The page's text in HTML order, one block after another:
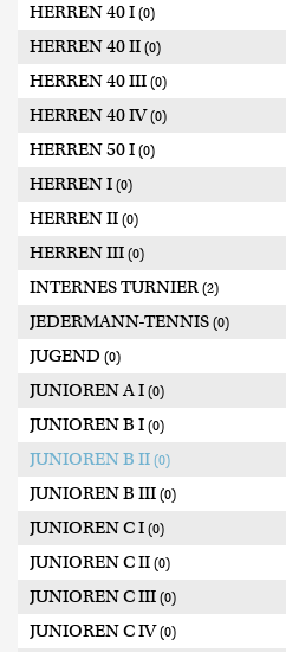
HERREN 40 I (0)
HERREN 40 II (0)
HERREN 40 III (0)
HERREN 40 IV(0)
HERREN 50 I (0)
HERREN I (0)
HERREN II (0)
HERREN III (0)
INTERNES TURNIER (2)
JEDERMANN-TENNIS (0)
JUGEND (0)
JUNIOREN A I (0)
JUNIOREN B I (0)
JUNIOREN B II (0)
JUNIOREN B III (0)
JUNIOREN C I (0)
JUNIOREN C II (0)
JUNIOREN C III (0)
JUNIOREN C IV(0)